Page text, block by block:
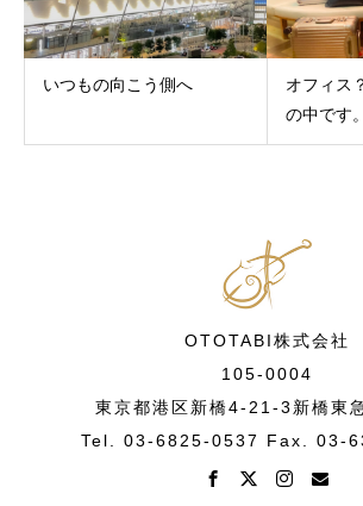
いつもの向こう側へ
オフィス
の中です。
OTOTABI株式会社
105-0004
東京都港区新橋4-21-3新橋東
Tel. 03-6825-0537 Fax. 03-